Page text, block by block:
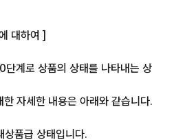
대하여 ]
계로 상품의 상태를 나타내는 상
자세한 내용은 아래와 같습니다.
품급 상태입니다.